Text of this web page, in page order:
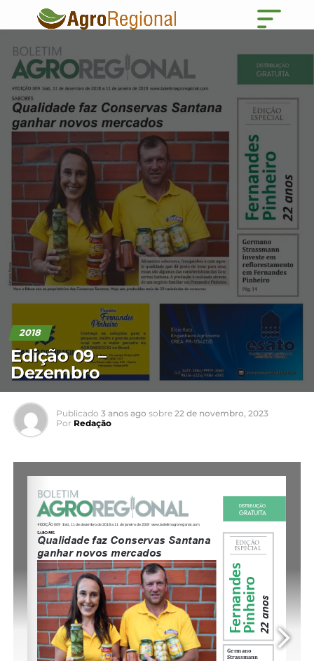
2018
Edição 09 –
Dezembro
Publicado 3 anos ago sobre 22 de novembro, 2023
Por Redação